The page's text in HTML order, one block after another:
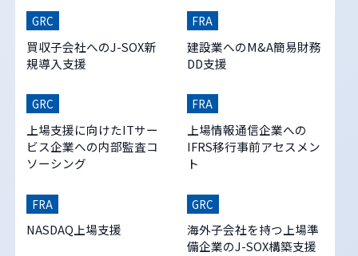
GRC
買収子会社へのJ-SOX新
規導入支援
FRA
建設業へのM&A簡易財務
DD支援
GRC
上場支援に向けたITサー
ビス企業への内部監査コ
ソーシング
FRA
上場情報通信企業への
IFRS移行事前アセスメン
ト
FRA
NASDAQ上場支援
GRC
海外子会社を持つ上場準
備企業のJ-SOX構築支援